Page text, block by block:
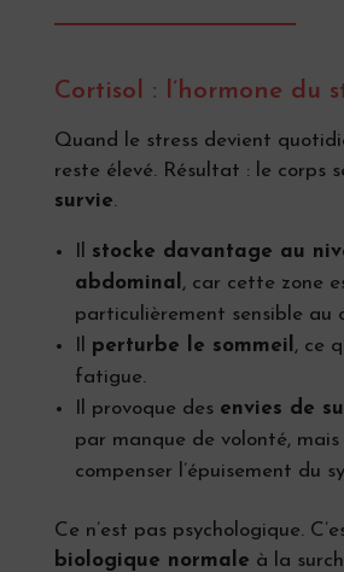
Cortisol : l’hormone du
Quand le stress devient
reste élevé. Résultat : le corps
survie.
stocke davantage au
abdominal , car cette zone
particulièrement sensible au
perturbe le sommeil , ce
fatigue.
Il provoque des envies de
par manque de volonté, mais
compenser l’épuisement du
Ce n’est pas psychologique.
biologique normale à la